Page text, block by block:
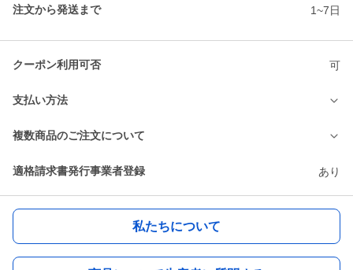
注文から発送まで 1~7日
クーポン利用可否 可
支払い方法
複数商品のご注文について
適格請求書発行事業者登録 あり
私たちについて